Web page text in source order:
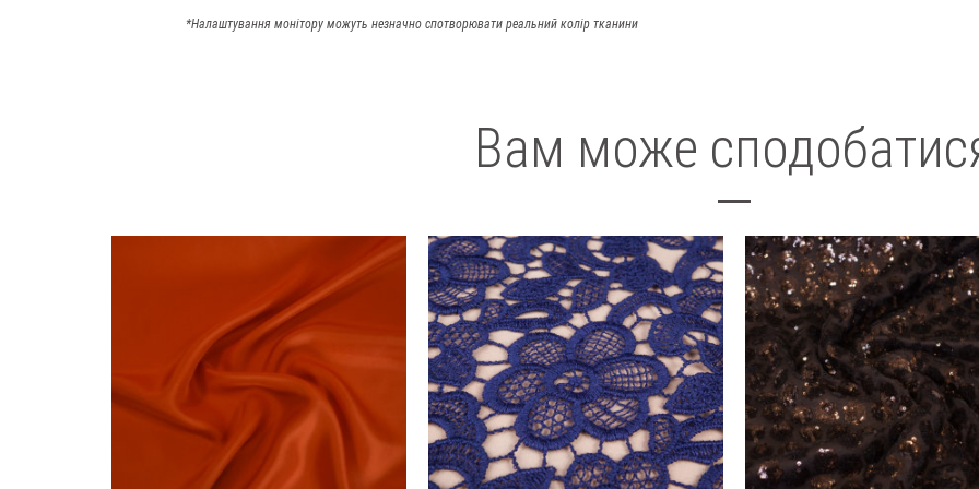
*Налаштування монітору можуть незначно спотворювати реальний колір тканини
Вам може